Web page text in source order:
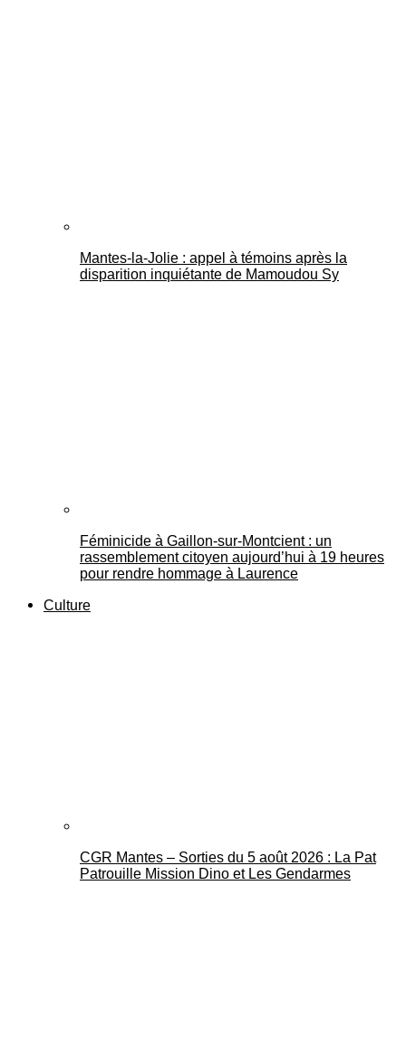
Mantes-la-Jolie : appel à témoins après la
disparition inquiétante de Mamoudou Sy
Féminicide à Gaillon‑sur‑Montcient : un
rassemblement citoyen aujourd’hui à 19 heures
pour rendre hommage à Laurence
Culture
CGR Mantes – Sorties du 5 août 2026 : La Pat
Patrouille Mission Dino et Les Gendarmes